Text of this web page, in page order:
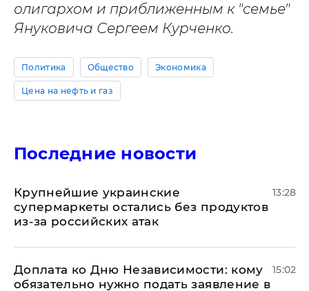
олигархом и приближенным к "семье"
Януковича Сергеем Курченко.
Политика Общество Экономика
Цена на нефть и газ
Последние новости
Крупнейшие украинские
супермаркеты остались без продуктов
из-за российских атак
13:28
Доплата ко Дню Независимости: кому
обязательно нужно подать заявление в
15:02